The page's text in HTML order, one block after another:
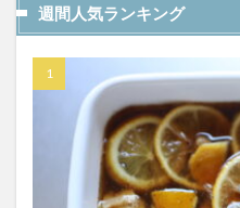
週間人気ランキング